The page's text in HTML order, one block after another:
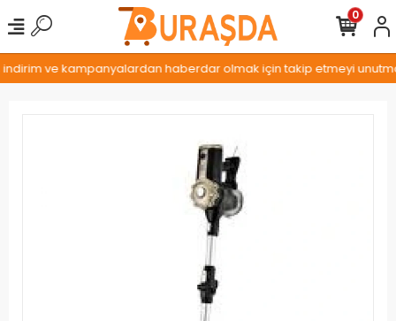
ve kampanyalardan haberdar olmak için takip etmeyi
0